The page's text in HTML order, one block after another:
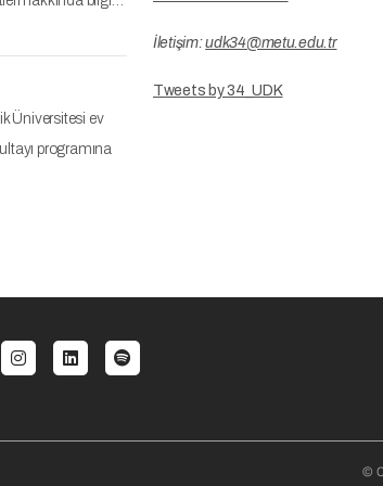
Üniversitesi ev
programına
İletişim:udk34@metu.edu.tr
Tweets by 34_UDK
©